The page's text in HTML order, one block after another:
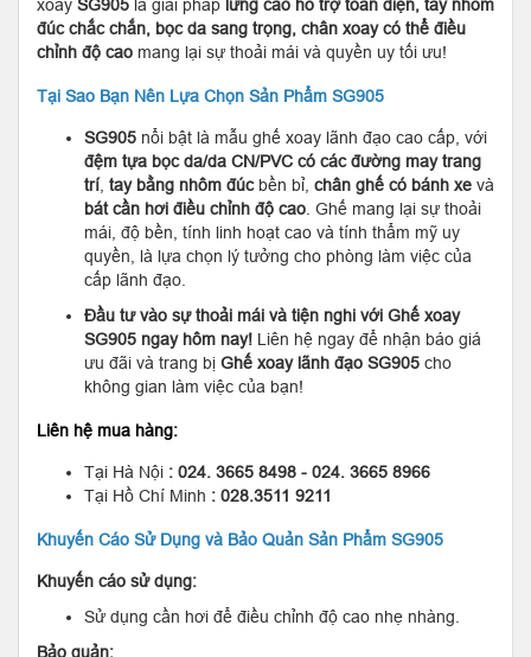
xoay SG905 là giải pháp lưng cao hỗ trợ toàn diện, tay nhôm
đúc chắc chắn, bọc da sang trọng, chân xoay có thể điều
chỉnh độ cao mang lại sự thoải mái và quyền uy tối ưu!
Tại Sao Bạn Nên Lựa Chọn Sản Phẩm SG905
SG905 nổi bật là mẫu ghế xoay lãnh đạo cao cấp, với
đệm tựa bọc da/da CN/PVC có các đường may trang
trí, tay bằng nhôm đúcbền bỉ, chân ghế có bánh xe và
bát cần hơi điều chỉnh độ cao. Ghế mang lại sự thoải
mái, độ bền, tính linh hoạt cao và tính thẩm mỹ uy
quyền, là lựa chọn lý tưởng cho phòng làm việc của
cấp lãnh đạo.
Đầu tư vào sự thoải mái và tiện nghi với Ghế xoay
SG905 ngay hôm nay! Liên hệ ngay để nhận báo giá
ưu đãi và trang bị Ghế xoay lãnh đạo SG905 cho
không gian làm việc của bạn!
Liên hệ mua hàng:
Tại Hà Nội : 024. 3665 8498 - 024. 3665 8966
Tại Hồ Chí Minh : 028.3511 9211
Khuyến Cáo Sử Dụng và Bảo Quản Sản Phẩm SG905
Khuyến cáo sử dụng:
Sử dụng cần hơi để điều chỉnh độ cao nhẹ nhàng.
Bảo quản: